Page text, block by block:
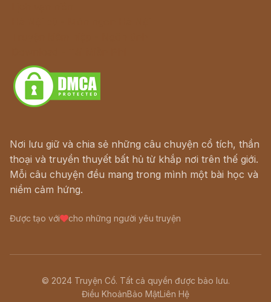
Nơi lưu giữ và chia sẻ những câu chuyện cổ tích, thần
thoại và truyền thuyết bất hủ từ khắp nơi trên thế giới.
Mỗi câu chuyện đều mang trong mình một bài học và
niềm cảm hứng.
Được tạo với cho những người yêu truyện
© 2024 Truyện Cổ. Tất cả quyền được bảo lưu.
Điều KhoảnBảo MậtLiên Hệ